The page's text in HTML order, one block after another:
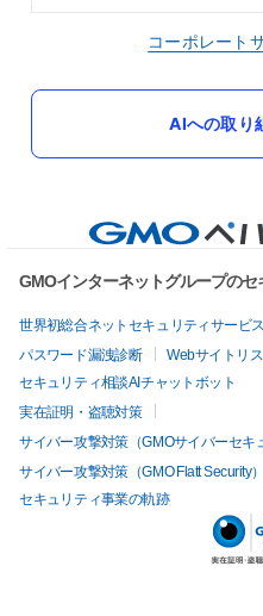
コーポレート
AIへの取り
GMOインターネットグループの
世界初総合ネットセキュリティサービ
パスワード漏洩診断
Webサイトリ
セキュリティ相談AIチャットボット
実在証明・盗聴対策
サイバー攻撃対策（GMOサイバーセキ
サイバー攻撃対策（GMO Flatt Security）
セキュリティ事業の軌跡